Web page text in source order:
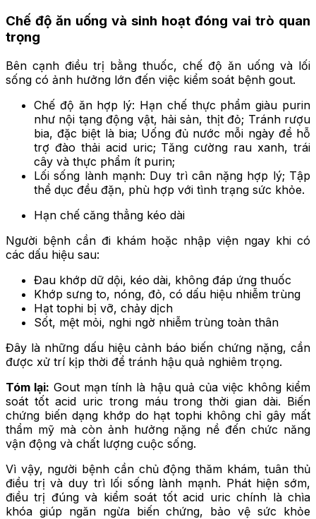
Chế độ ăn uống và sinh hoạt đóng vai trò quan
trọng
Bên cạnh điều trị bằng thuốc, chế độ ăn uống và lối
sống có ảnh hưởng lớn đến việc kiểm soát bệnh gout.
Chế độ ăn hợp lý: Hạn chế thực phẩm giàu purin
như nội tạng động vật, hải sản, thịt đỏ; Tránh rượu
bia, đặc biệt là bia; Uống đủ nước mỗi ngày để hỗ
trợ đào thải acid uric; Tăng cường rau xanh, trái
cây và thực phẩm ít purin;
Lối sống lành mạnh: Duy trì cân nặng hợp lý; Tập
thể dục đều đặn, phù hợp với tình trạng sức khỏe.
Hạn chế căng thẳng kéo dài
Người bệnh cần đi khám hoặc nhập viện ngay khi có
các dấu hiệu sau:
Đau khớp dữ dội, kéo dài, không đáp ứng thuốc
Khớp sưng to, nóng, đỏ, có dấu hiệu nhiễm trùng
Hạt tophi bị vỡ, chảy dịch
Sốt, mệt mỏi, nghi ngờ nhiễm trùng toàn thân
Đây là những dấu hiệu cảnh báo biến chứng nặng, cần
được xử trí kịp thời để tránh hậu quả nghiêm trọng.
Tóm lại: Gout mạn tính là hậu quả của việc không kiểm
soát tốt acid uric trong máu trong thời gian dài. Biến
chứng biến dạng khớp do hạt tophi không chỉ gây mất
thẩm mỹ mà còn ảnh hưởng nặng nề đến chức năng
vận động và chất lượng cuộc sống.
Vì vậy, người bệnh cần chủ động thăm khám, tuân thủ
điều trị và duy trì lối sống lành mạnh. Phát hiện sớm,
điều trị đúng và kiểm soát tốt acid uric chính là chìa
khóa giúp ngăn ngừa biến chứng, bảo vệ sức khỏe